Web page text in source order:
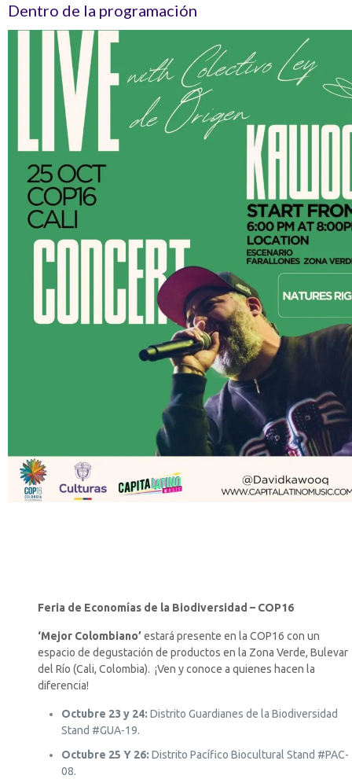
Dentro de la programación
Feria de Economías de la Biodiversidad – COP16
‘Mejor Colombiano’ estará presente en la COP16 con un
espacio de degustación de productos en la Zona Verde, Bulevar
del Río (Cali, Colombia). ¡Ven y conoce a quienes hacen la
diferencia!
Octubre 23 y 24:Distrito Guardianes de la Biodiversidad
Stand #GUA-19.
Octubre 25 Y 26:Distrito Pacífico Biocultural Stand #PAC-
08.